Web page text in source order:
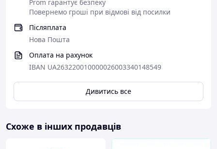
Купи зараз за акційною ціною! Наші клієнти найчастіше
беруть від 3 уп. за раз. Позбудься папілом і бородавок
раз і назавжди!
Prom гарантує безпеку
Повернемо гроші при відмові від посилки
Післяплата
Нова Пошта
Оплата на рахунок
IBAN UA263220010000026003340148549
Дивитись все
Схоже в інших продавців